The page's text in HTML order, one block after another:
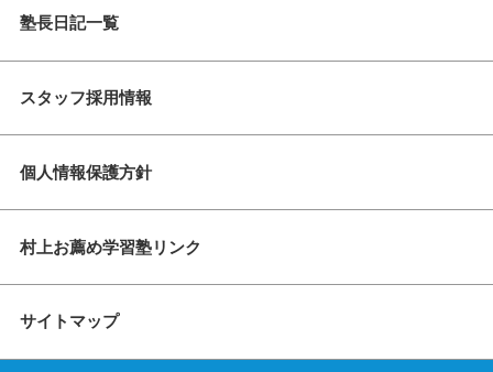
塾長日記一覧
スタッフ採用情報
個人情報保護方針
村上お薦め学習塾リンク
サイトマップ